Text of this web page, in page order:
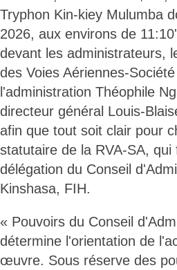
Tryphon Kin-kiey Mulumba
2026, aux environs de
devant les administrateurs,
des Voies Aériennes-
l'administration Théophile
directeur général Louis-
afin que tout soit clair pour
statutaire de la RVA-SA,
délégation du Conseil
Kinshasa, FIH.
« Pouvoirs du Conseil
détermine l'orientation de
œuvre. Sous réserve des